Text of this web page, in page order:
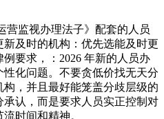
监视办理法子》配套的人员
及时的机构：优先选能及时更
要求，：2026 年新的人员办
化问题。不要贪低价找无天分
，并且最好能笼盖分歧层级的
认，而是要求人员实正控制对
时间和精神。